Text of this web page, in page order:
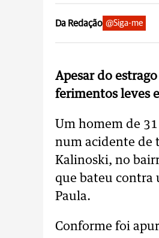
Da Redação @Siga-me
Apesar do
ferimentos leves
Um homem de
num acidente de
Kalinoski, no
que bateu contra
Paula.
Conforme foi